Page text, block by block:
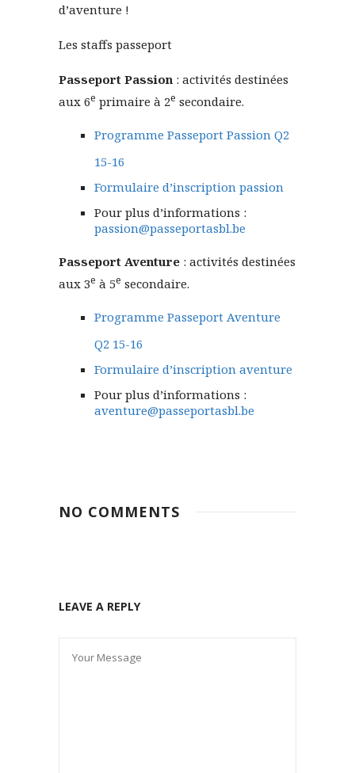
d’aventure !
Les staffs passeport
Passeport Passion : activités destinées
aux 6e primaire à 2e secondaire.
Programme Passeport Passion Q2
15-16
Formulaire d’inscription passion
Pour plus d’informations :
passion@passeportasbl.be
Passeport Aventure : activités destinées
aux 3e à 5e secondaire.
Programme Passeport Aventure
Q2 15-16
Formulaire d’inscription aventure
Pour plus d’informations :
aventure@passeportasbl.be
NO COMMENTS
LEAVE A REPLY